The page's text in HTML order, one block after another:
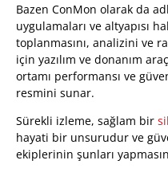
Bazen ConMon olarak da
uygulamaları ve altyapısı
toplanmasını, analizini ve
için yazılım ve donanım
ortamı performansı ve
resmini sunar.
Sürekli izleme, sağlam bir
hayati bir unsurudur ve
ekiplerinin şunları